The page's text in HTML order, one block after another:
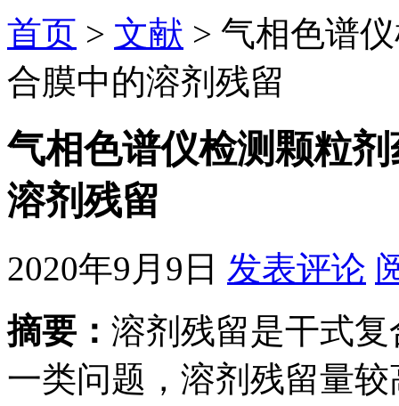
首页 > 文献 > 气相色谱
合膜中的溶剂残留
气相色谱仪检测颗粒
溶剂残留
2020年9月9日 发表评论
摘要： 溶剂残留是干式
一类问题，溶剂残留量